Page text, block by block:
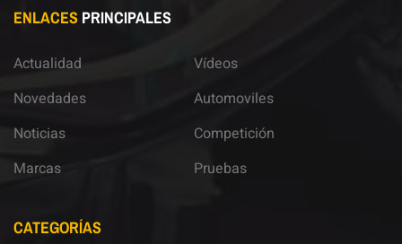
ENLACES PRINCIPALES
Actualidad
Novedades
Noticias
Marcas
Vídeos
Automoviles
Competición
Pruebas
CATEGORÍAS